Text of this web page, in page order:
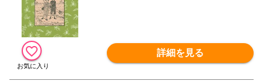
詳細を見る